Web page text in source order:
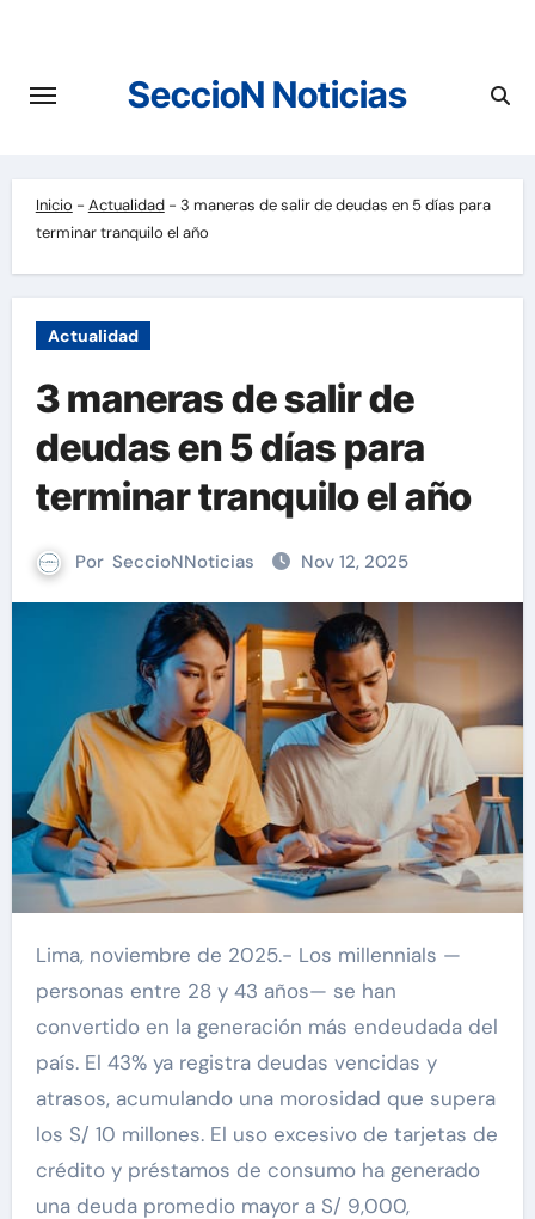
contenido
SeccioN Noticias
Inicio - Actualidad- 3 maneras de salir de deudas en 5 días para
terminar tranquilo el año
Actualidad
3 maneras de salir de
deudas en 5 días para
terminar tranquilo el año
Por SeccioNNoticias Nov 12, 2025
Lima, noviembre de 2025.- Los millennials —
personas entre 28 y 43 años— se han
convertido en la generación más endeudada del
país. El 43% ya registra deudas vencidas y
atrasos, acumulando una morosidad que supera
los S/ 10 millones. El uso excesivo de tarjetas de
crédito y préstamos de consumo ha generado
una deuda promedio mayor a S/ 9,000,